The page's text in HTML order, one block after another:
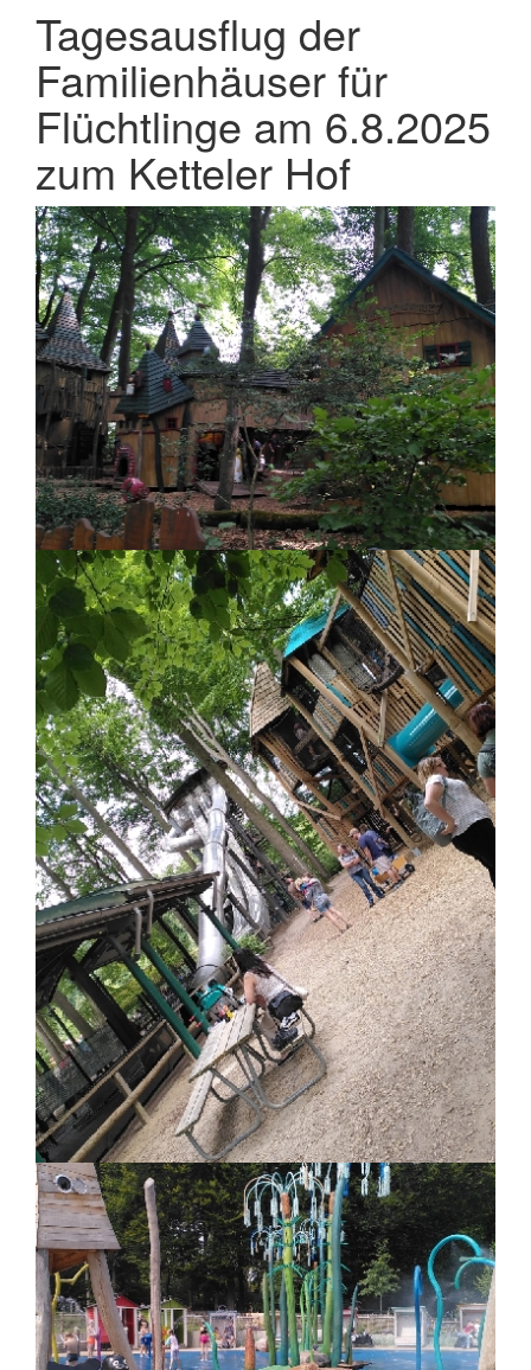
Tagesausflug der
Familienhäuser für
Flüchtlinge am 6.8.2025
zum Ketteler Hof